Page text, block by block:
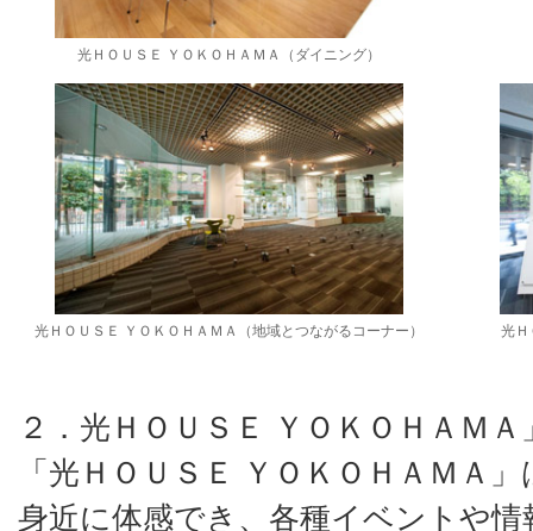
光ＨＯＵＳＥ ＹＯＫＯＨＡＭＡ（ダイニング）
光ＨＯＵＳＥ ＹＯＫＯＨＡＭＡ（地域とつながるコーナー） 光Ｈ
２．光ＨＯＵＳＥ ＹＯＫＯＨＡＭ
「光ＨＯＵＳＥ ＹＯＫＯＨＡＭＡ
身近に体感でき、各種イベントや